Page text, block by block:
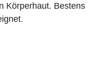
Körperhaut.